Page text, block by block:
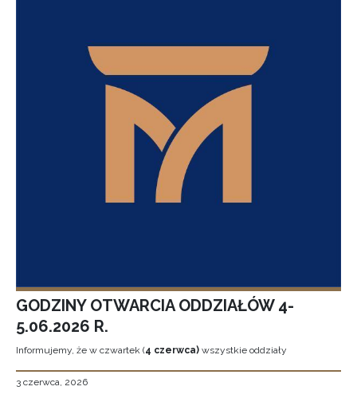
GODZINY OTWARCIA ODDZIAŁÓW 4-
5.06.2026 R.
Informujemy, że w czwartek (4 czerwca) wszystkie oddziały
3 czerwca, 2026